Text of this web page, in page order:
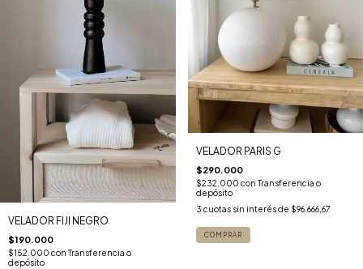
VELADOR FIJI NEGRO
$190.000
$152.000 con Transferencia o
depósito
VELADOR PARIS G
$290.000
$232.000 con Transferencia o
depósito
3 cuotas sin interés de $96.666,67